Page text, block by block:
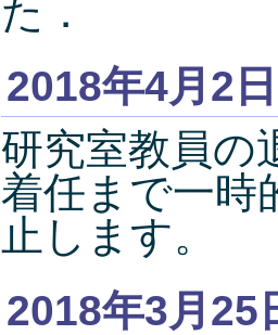
た．
2018年4月2日
研究室教員の
着任まで一時
止します。
2018年3月25